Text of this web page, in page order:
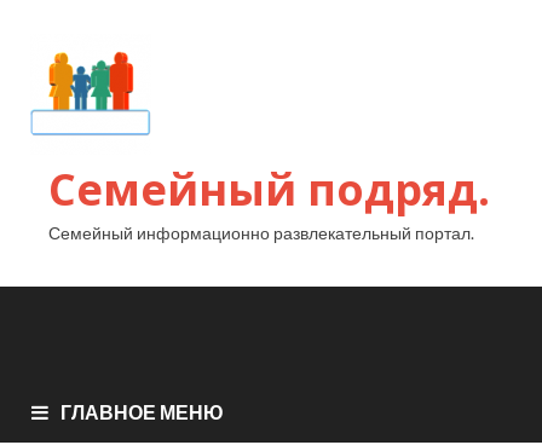
Семейный подряд.
Семейный информационно развлекательный портал.
ГЛАВНОЕ МЕНЮ